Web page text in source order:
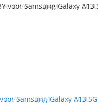
Samsung Galaxy A13 5G